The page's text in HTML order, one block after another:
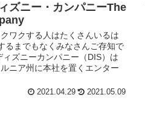
ズニー・カンパニーThe
ワクする人はたくさんいるは
るまでもなくみなさんご存知で
ズニーカンパニー（DIS）は
ニア州に本社を置くエンター
2021.04.29 2021.05.09